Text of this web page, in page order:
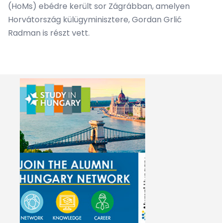
(HoMs) ebédre került sor Zágrábban, amelyen
Horvátország külügyminisztere, Gordan Grlić
Radman is részt vett.